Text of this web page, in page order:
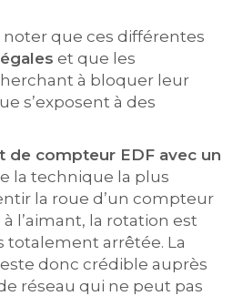
que ces différentes
et que les
à bloquer leur
s’exposent à des
de compteur EDF avec un
la technique la plus
la roue d’un compteur
l’aimant, la rotation est
totalement arrêtée. La
donc crédible auprès
réseau qui ne peut pas